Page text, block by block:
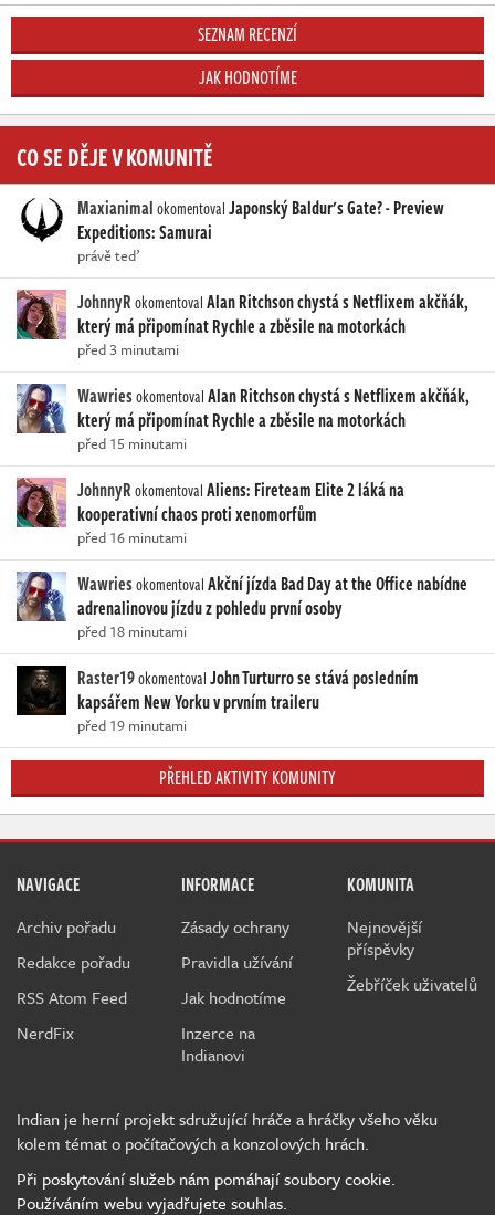
SEZNAM RECENZÍ
JAK HODNOTÍME
CO SE DĚJE V KOMUNITĚ
MaxianimalokomentovalJaponský Baldur's Gate? - Preview
Expeditions: Samurai
právě teď
JohnnyRokomentovalAlan Ritchson chystá s Netflixem akčňák,
který má připomínat Rychle a zběsile na motorkách
před 3 minutami
WawriesokomentovalAlan Ritchson chystá s Netflixem akčňák,
který má připomínat Rychle a zběsile na motorkách
před 15 minutami
JohnnyRokomentovalAliens: Fireteam Elite 2 láká na
kooperativní chaos proti xenomorfům
před 16 minutami
WawriesokomentovalAkční jízda Bad Day at the Office nabídne
adrenalinovou jízdu z pohledu první osoby
před 18 minutami
Raster19okomentovalJohn Turturro se stává posledním
kapsářem New Yorku v prvním traileru
před 19 minutami
PŘEHLED AKTIVITY KOMUNITY
NAVIGACE
Archiv pořadu
Redakce pořadu
RSS Atom Feed
NerdFix
INFORMACE
Zásady ochrany
Pravidla užívání
Jak hodnotíme
Inzerce na
Indianovi
KOMUNITA
Nejnovější
příspěvky
Žebříček uživatelů
Indian je herní projekt sdružující hráče a hráčky všeho věku
kolem témat o počítačových a konzolových hrách.
Při poskytování služeb nám pomáhají soubory cookie.
Používáním webu vyjadřujete souhlas.